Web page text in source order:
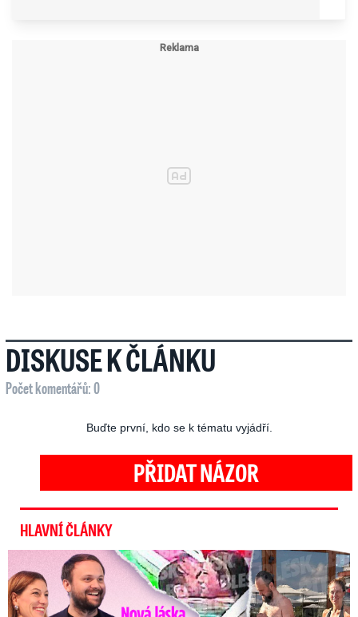
DISKUSE K ČLÁNKU
Počet komentářů: 0
Buďte první, kdo se k tématu vyjádří.
PŘIDAT NÁZOR
HLAVNÍ ČLÁNKY
Nová láska ve Sněmovně: Decroix s mladým kolegou z ODS